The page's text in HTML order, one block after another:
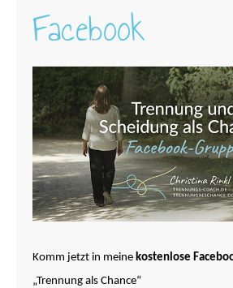
Facebook
Komm jetzt in meine kostenlose
„Trennung als Chance“